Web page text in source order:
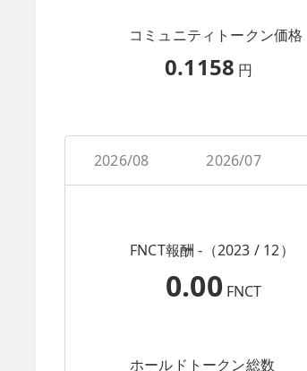
コミュニティトークン価格
0.1158 円
2026/08 2026/07
FNCT報酬 -（2023 / 12）
0.00 FNCT
ホールドトークン総数